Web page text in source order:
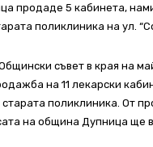
продаде 5 кабинета,
поликлиника на ул.
съвет в края на
на 11 лекарски
поликлиника. От
на община Дупница ще